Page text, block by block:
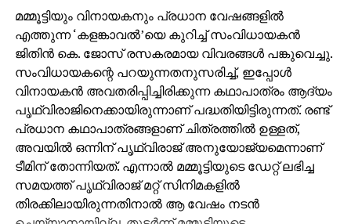
ജിതിന്‍ കെ. ജോസ് രസകരമായ വിവരങ്ങള്‍ പങ്കുവെച്ചു.
സംവിധായകന്റെ പറയുന്നതനുസരിച്ച്, ഇപ്പോള്‍
വിനായകന്‍ അവതരിപ്പിച്ചിരിക്കുന്ന കഥാപാത്രം ആദ്യം
പൃഥ്വിരാജിനെക്കായിരുന്നാണ് പദ്ധതിയിട്ടിരുന്നത്. രണ്ട്
പ്രധാന കഥാപാത്രങ്ങളാണ് ചിത്രത്തില്‍ ഉള്ളത്,
അവയില്‍ ഒന്നിന് പൃഥ്വിരാജ് അനുയോജ്യമെന്നാണ്
ടീമിന് തോന്നിയത്. എന്നാല്‍ മമ്മൂട്ടിയുടെ ഡേറ്റ് ലഭിച്ച
സമയത്ത് പൃഥ്വിരാജ് മറ്റ് സിനിമകളില്‍
തിരക്കിലായിരുന്നതിനാല്‍ ആ വേഷം നടന്‍
ചെയ്യാനായില്ല. തുടര്‍ന്ന് മമ്മൂട്ടിയുടെ
നിര്‍ദേശപ്രകാരം കഥാപാത്രം വിനായകനായി മാറി.